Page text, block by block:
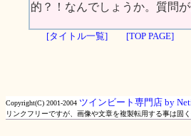
的？！なんでしょうか。質問
[タイトル一覧] [TOP PAGE]
Copyright(C) 2001-2004 ツインビート専門店 by
リンクフリーですが、画像や文章を複製転用する事は固く